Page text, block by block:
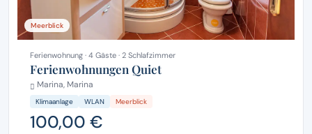
Meerblick
Ferienwohnung · 4 Gäste · 2 Schlafzimmer
Ferienwohnungen Quiet
Marina, Marina
Klimaanlage WLAN Meerblick
100,00 €